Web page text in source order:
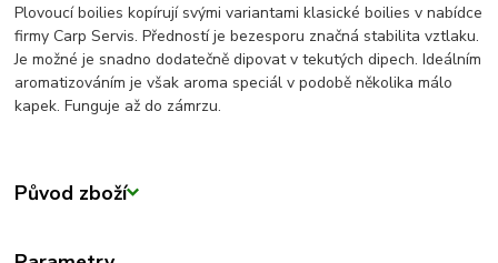
Plovoucí boilies kopírují svými variantami klasické boilies v nabídce
firmy Carp Servis. Předností je bezesporu značná stabilita vztlaku.
Je možné je snadno dodatečně dipovat v tekutých dipech. Ideálním
aromatizováním je však aroma speciál v podobě několika málo
kapek. Funguje až do zámrzu.
Původ zboží